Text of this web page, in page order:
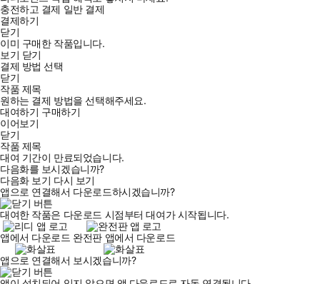
충전하고 결제 일반 결제
결제하기
닫기
이미 구매한 작품입니다.
보기 닫기
결제 방법 선택
닫기
작품 제목
원하는 결제 방법을 선택해주세요.
대여하기 구매하기
이어보기
닫기
작품 제목
대여 기간이 만료되었습니다.
다음화를 보시겠습니까?
다음화 보기 다시 보기
앱으로 연결해서 다운로드하시겠습니까?
대여한 작품은 다운로드 시점부터 대여가 시작됩니다.
앱에서 다운로드 완전판 앱에서 다운로드
앱으로 연결해서 보시겠습니까?